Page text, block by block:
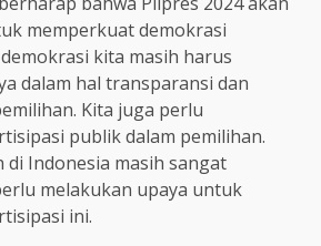
memperkuat demokrasi
kita masih harus
dalam hal transparansi dan
Kita juga perlu
publik dalam pemilihan.
di Indonesia masih sangat
melakukan upaya untuk
ini.